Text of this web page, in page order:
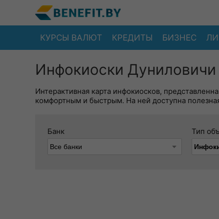
КУРСЫ ВАЛЮТ КРЕДИТЫ БИЗНЕС
Инфокиоски Дуниловичи
Интерактивная карта инфокиосков,
комфортным и быстрым. На ней доступна
Банк Тип